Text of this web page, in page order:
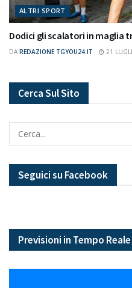
ALTRI SPORT
Dodici gli scalatori in maglia
DA REDAZIONE TGYOU24.IT 21
Cerca Sul Sito
Seguici su Facebook
Previsioni in Tempo Reale